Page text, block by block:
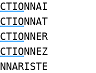
CTIONNAI
CTIONNAT
CTIONNER
CTIONNEZ
NNARISTE